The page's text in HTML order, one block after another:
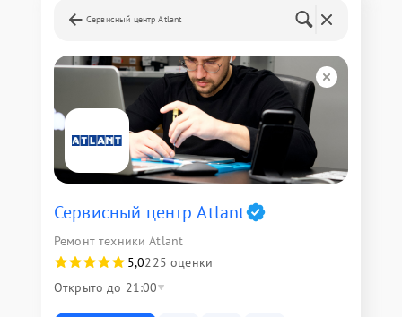
Сервисный центр Atlant
Сервисный центр Atlant
Ремонт техники Atlant
5,0225 оценки
Открыто до 21:00